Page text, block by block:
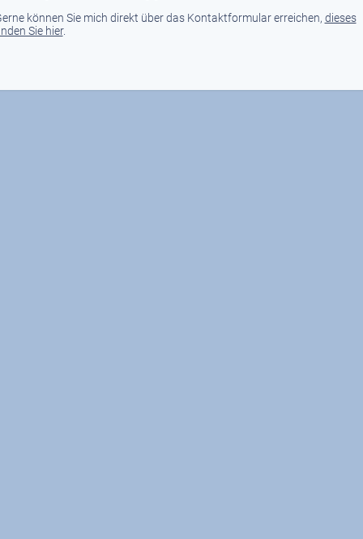
können Sie mich direkt über das Kontaktformular erreichen, dieses
Sie hier.